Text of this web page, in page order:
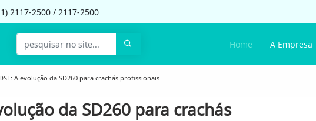
2117-2500 / 2117-2500
Home A Empresa
A evolução da SD260 para crachás profissionais
da SD260 para crachás